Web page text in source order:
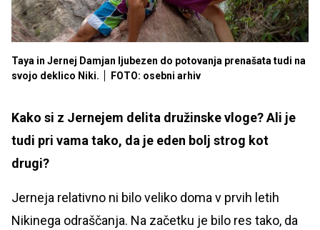
Taya in Jernej Damjan ljubezen do potovanja prenašata tudi na
svojo deklico Niki.
FOTO: osebni arhiv
Kako si z Jernejem delita družinske vloge? Ali je
tudi pri vama tako, da je eden bolj strog kot
drugi?
Jerneja relativno ni bilo veliko doma v prvih letih
Nikinega odraščanja. Na začetku je bilo res tako, da